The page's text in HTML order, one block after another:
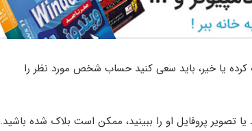
کرده یا خیر، باید سعی کنید حساب شخص مورد نظر را
تصویر پروفایل او را ببینید، ممکن است بلاک شده باشید.